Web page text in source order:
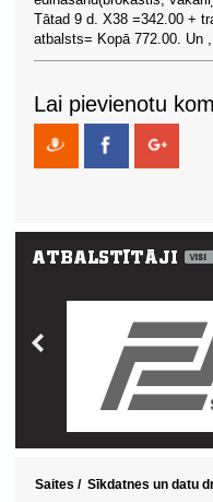
Tātad 9 d. X38 =342.00 +
atbalsts= Kopā 772.00. Un
Lai pievienotu
Saites / Sīkdatnes un datu